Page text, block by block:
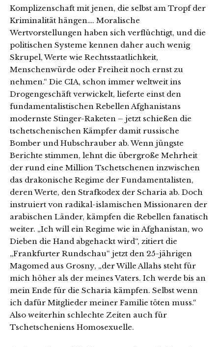
Komplizenschaft mit jenen, die selbst am Tropf der
Kriminalität hängen…. Moralische
Wertvorstellungen haben sich verflüchtigt, und die
politischen Systeme kennen daher auch wenig
Skrupel, Werte wie Rechtsstaatlichkeit,
Menschenwürde oder Freiheit noch ernst zu
nehmen.“ Die CIA, schon immer weltweit ins
Drogengeschäft verwickelt, lieferte einst den
fundamentalistischen Rebellen Afghanistans
modernste Stinger-Raketen – jetzt schießen die
tschetschenischen Kämpfer damit russische
Bomber und Hubschrauber ab. Wenn jüngste
Berichte stimmen, lehnt die übergroße Mehrheit
der rund eine Million Tschetschenen inzwischen
das drakonische Regime der Fundamentalisten,
deren Werte, den Strafkodex der Scharia ab. Doch
instruiert von radikal-islamischen Missionaren der
arabischen Länder, kämpfen die Rebellen fanatisch
weiter. „Ich will ein Regime wie in Afghanistan, wo
Dieben die Hand abgehackt wird“, zitiert die
„Frankfurter Rundschau“ jetzt den 25-jährigen
Magomed aus Grosny, „der Wille Allahs steht für
mich höher als der meines Vaters. Ich werde bis an
mein Ende für die Scharia kämpfen. Selbst wenn
ich dafür Mitglieder meiner Familie töten muss.“
Also weiterhin schlechte Zeiten auch für
Tschetscheniens Homosexuelle.